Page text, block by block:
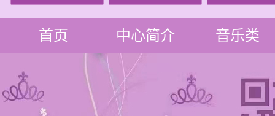
首页 中心简介 音乐类